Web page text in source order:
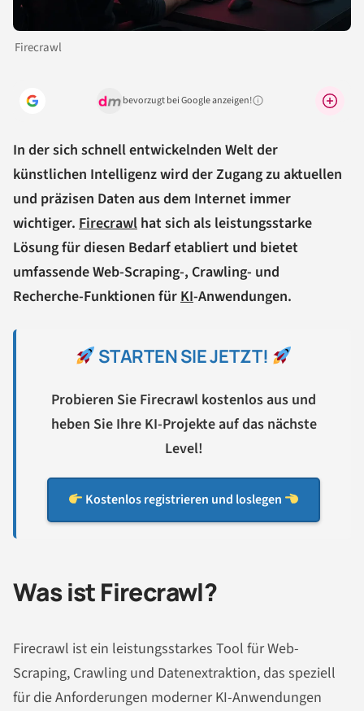
Firecrawl
bevorzugt bei Google anzeigen!Warum lohnt sich das?
In der sich schnell entwickelnden Welt der
künstlichen Intelligenz wird der Zugang zu aktuellen
und präzisen Daten aus dem Internet immer
wichtiger. Firecrawl hat sich als leistungsstarke
Lösung für diesen Bedarf etabliert und bietet
umfassende Web-Scraping-, Crawling- und
Recherche-Funktionen für KI-Anwendungen.
STARTEN SIE JETZT!
Probieren Sie Firecrawl kostenlos aus und
heben Sie Ihre KI-Projekte auf das nächste
Level!
Kostenlos registrieren und loslegen
Was ist Firecrawl?
Firecrawl ist ein leistungsstarkes Tool für Web-
Scraping, Crawling und Datenextraktion, das speziell
für die Anforderungen moderner KI-Anwendungen